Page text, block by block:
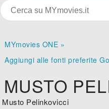
MYmovies ONE »
Aggiungi alle fonti preferite
MUSTO
Musto Pelinkovicci